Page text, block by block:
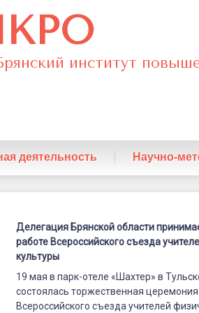
институт
второстепенный
деятельность Научно-
Брянской
области
принимает
участие
ГАУ ДПО "БИПКРО"
Физкультура
Делегация Брянской области
работе Всероссийского съезда
культуры
19 мая в парк-отеле «Шахтер» в
состоялась торжественная
Всероссийского съезда учителей